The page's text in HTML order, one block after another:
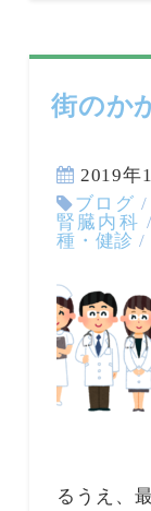
街のか
2019年
ブログ /
腎臓内科 /
種・健診 /
るうえ、